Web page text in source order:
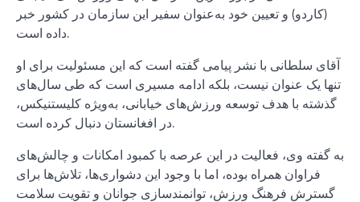
(کاردو) و تعیین خود به‌عنوان سفیر این سازمان در کشور خبر
داده است.
آقای سلطانی با نشر پیامی گفته است که این مسئولیت برای او
تنها یک عنوان نیست، بلکه ادامه مسیری است که طی سال‌های
گذشته با هدف توسعه ورزش‌های خیابانی، به‌ویژه کلیستنیکس،
در افغانستان دنبال کرده است.
به گفته وی، فعالیت در این عرصه با کمبود امکانات و چالش‌های
فراوان همراه بوده، اما با وجود این دشواری‌ها، تلاش‌ها برای
گسترش فرهنگ ورزش، توانمندسازی جوانان و تقویت سلامت